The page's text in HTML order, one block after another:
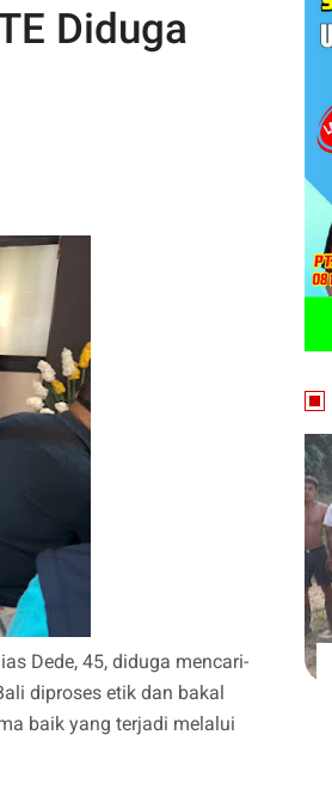
Diduga
Dede, 45, diduga mencari-
diproses etik dan bakal
baik yang terjadi melalui